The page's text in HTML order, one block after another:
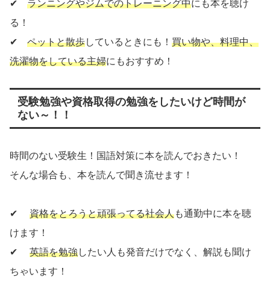
✔ ランニングやジムでのトレーニング中にも本を聴け
る！
✔ ペットと散歩しているときにも！ 買い物や、料理中、
洗濯物をしている主婦にもおすすめ！
受験勉強や資格取得の勉強をしたいけど時間が
ない～！！
時間のない受験生！国語対策に本を読んでおきたい！
そんな場合も、本を読んで聞き流せます！
✔ 資格をとろうと頑張ってる社会人も通勤中に本を聴
けます！
✔ 英語を勉強したい人も発音だけでなく、解説も聞け
ちゃいます！